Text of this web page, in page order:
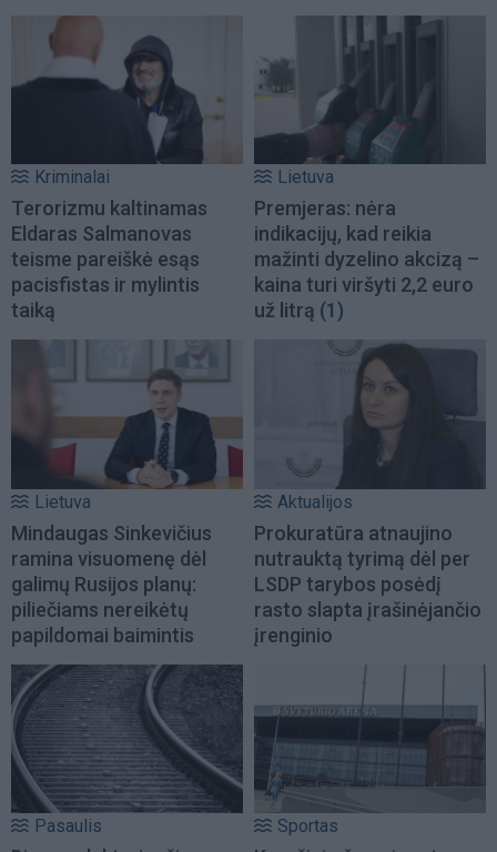
Kriminalai
Terorizmu kaltinamas
Eldaras Salmanovas
teisme pareiškė esąs
pacisfistas ir mylintis
taiką
Lietuva
Premjeras: nėra
indikacijų, kad reikia
mažinti dyzelino akcizą –
kaina turi viršyti 2,2 euro
už litrą (1)
Lietuva
Mindaugas Sinkevičius
ramina visuomenę dėl
galimų Rusijos planų:
piliečiams nereikėtų
papildomai baimintis
Aktualijos
Prokuratūra atnaujino
nutrauktą tyrimą dėl per
LSDP tarybos posėdį
rasto slapta įrašinėjančio
įrenginio
Pasaulis Sportas